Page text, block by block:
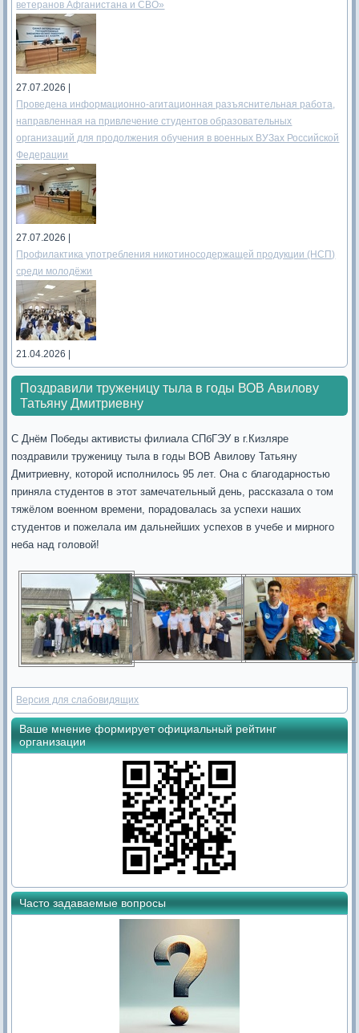
ветеранов Афганистана и СВО»
27.07.2026 |
Проведена информационно-агитационная разъяснительная работа,
направленная на привлечение студентов образовательных
организаций для продолжения обучения в военных ВУЗах Российской
Федерации
27.07.2026 |
Профилактика употребления никотиносодержащей продукции (НСП)
среди молодёжи
21.04.2026 |
Поздравили труженицу тыла в годы ВОВ Авилову
Татьяну Дмитриевну
С Днём Победы активисты филиала СПбГЭУ в г.Кизляре
поздравили труженицу тыла в годы ВОВ Авилову Татьяну
Дмитриевну, которой исполнилось 95 лет. Она с благодарностью
приняла студентов в этот замечательный день, рассказала о том
тяжёлом военном времени, порадовалась за успехи наших
студентов и пожелала им дальнейших успехов в учебе и мирного
неба над головой!
Версия для слабовидящих
Ваше мнение формирует официальный рейтинг
организации
Часто задаваемые вопросы